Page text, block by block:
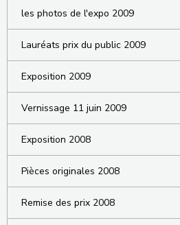
les photos de l'expo 2009
Lauréats prix du public 2009
Exposition 2009
Vernissage 11 juin 2009
Exposition 2008
Pièces originales 2008
Remise des prix 2008